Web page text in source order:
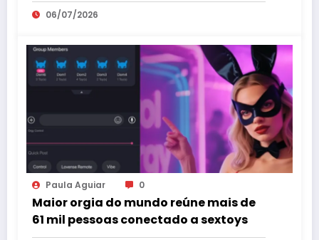
06/07/2026
Paula Aguiar 0
Maior orgia do mundo reúne mais de
61 mil pessoas conectado a sextoys